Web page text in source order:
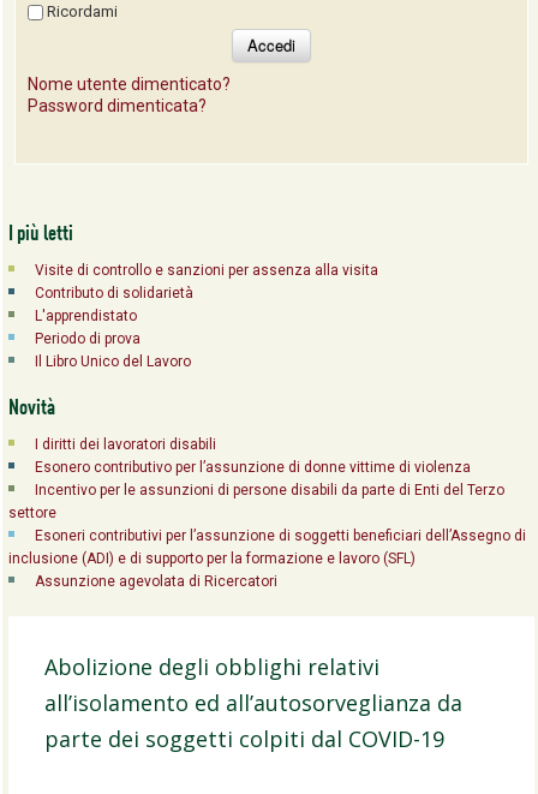
Ricordami
Accedi
Nome utente dimenticato?
Password dimenticata?
I più letti
Visite di controllo e sanzioni per assenza alla visita
Contributo di solidarietà
L'apprendistato
Periodo di prova
Il Libro Unico del Lavoro
Novità
I diritti dei lavoratori disabili
Esonero contributivo per l’assunzione di donne vittime di violenza
Incentivo per le assunzioni di persone disabili da parte di Enti del Terzo
settore
Esoneri contributivi per l’assunzione di soggetti beneficiari dell’Assegno di
inclusione (ADI) e di supporto per la formazione e lavoro (SFL)
Assunzione agevolata di Ricercatori
Abolizione degli obblighi relativi
all’isolamento ed all’autosorveglianza da
parte dei soggetti colpiti dal COVID-19